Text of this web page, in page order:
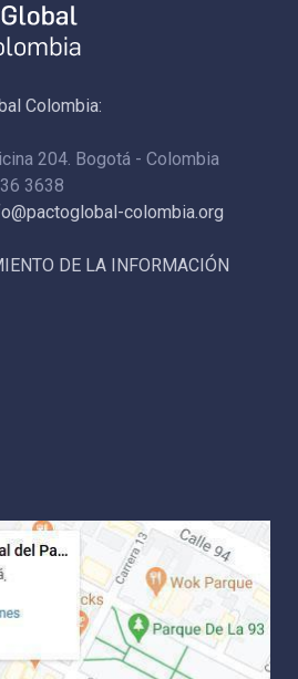
Colombia:
204. Bogotá - Colombia
3638
colombia.org
DE LA INFORMACIÓN